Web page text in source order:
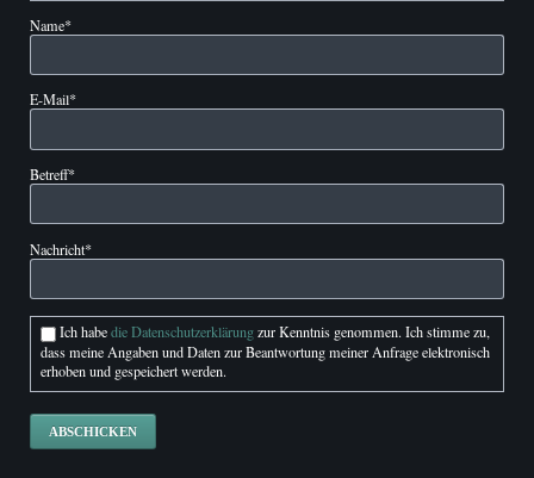
Pflichtfeld
Name*
Pflichtfeld
E-Mail*
Pflichtfeld
Betreff*
Pflichtfeld
Nachricht*
Ich habedie Datenschutzerklärungzur Kenntnis genommen. Ich stimme zu,
dass meine Angaben und Daten zur Beantwortung meiner Anfrage elektronisch
erhoben und gespeichert werden.
ABSCHICKEN